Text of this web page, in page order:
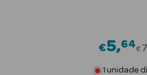
€5 64€ 7
1 unidade